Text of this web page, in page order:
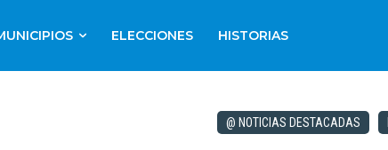
ELECCIONES HISTORIAS
@ NOTICIAS DESTACADAS